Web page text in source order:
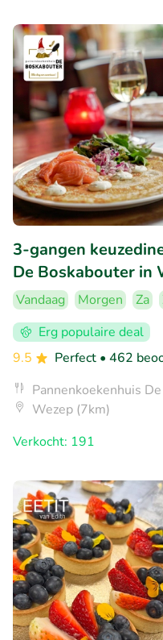
3-gangen
De Boskabouter in
Vandaag Morgen Za
Erg populaire deal
9.5
Perfect • 462
Pannenkoekenhuis
Wezep (7km)
Verkocht: 191